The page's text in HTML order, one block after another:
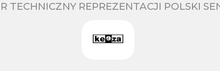
TECHNICZNY REPREZENTACJI POLSKI